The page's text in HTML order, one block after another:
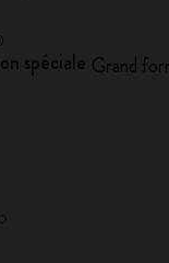
spéciale Grand